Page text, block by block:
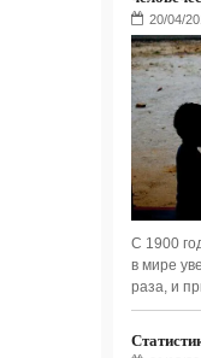
С 1900
в мире
раза, и